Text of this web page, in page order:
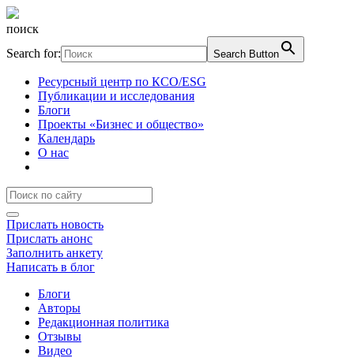
поиск
Search for:
Search Button
Ресурсный центр по КСО/ESG
Публикации и исследования
Блоги
Проекты «Бизнес и общество»
Календарь
О нас
Прислать новость
Прислать анонс
Заполнить анкету
Написать в блог
Блоги
Авторы
Редакционная политика
Отзывы
Видео